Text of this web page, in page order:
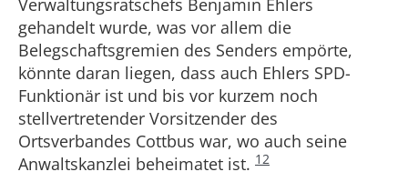
gehandelt wurde, was vor allem die
Belegschaftsgremien des Senders empörte,
könnte daran liegen, dass auch Ehlers SPD-
Funktionär ist und bis vor kurzem noch
stellvertretender Vorsitzender des
Ortsverbandes Cottbus war, wo auch seine
Anwaltskanzlei beheimatet ist. 12